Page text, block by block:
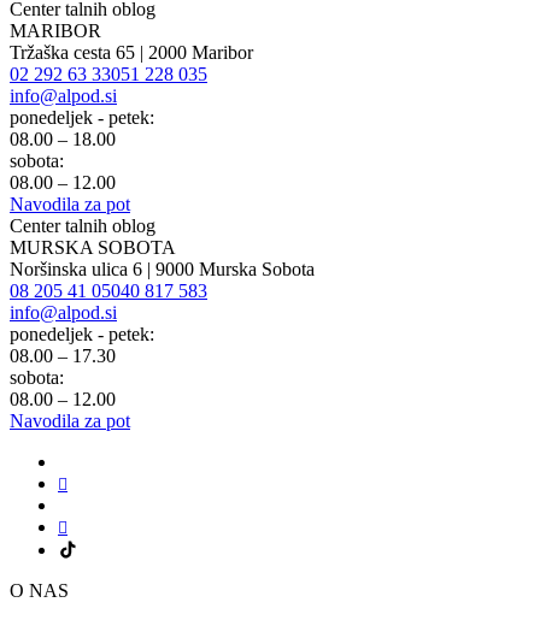
Center talnih oblog
MARIBOR
Tržaška cesta 65 | 2000 Maribor
02 292 63 33051 228 035
info@alpod.si
ponedeljek - petek:
08.00 – 18.00
sobota:
08.00 – 12.00
Navodila za pot
Center talnih oblog
MURSKA SOBOTA
Noršinska ulica 6 | 9000 Murska Sobota
08 205 41 05040 817 583
info@alpod.si
ponedeljek - petek:
08.00 – 17.30
sobota:
08.00 – 12.00
Navodila za pot
O NAS